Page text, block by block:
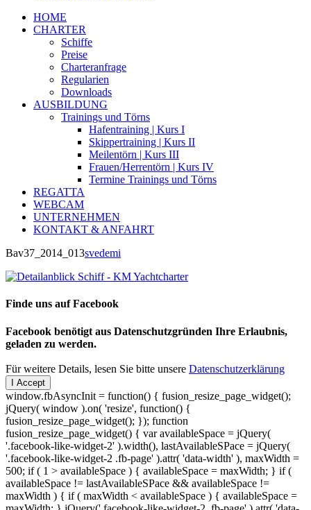
HOME
CHARTER
Schiffe
Preise
Charteranfrage
Regularien
Downloads
AUSBILDUNG
Trainings und Törns
Hafentraining | Kurs I
Skippertraining | Kurs II
Meilentörn | Kurs III
Frauen/Herrentörn | Kurs IV
Termine Trainings und Törns
REGATTA
WEBCAM
UNTERNEHMEN
KONTAKT & ANFAHRT
Bav37_2014_013svedemi
Finde uns auf Facebook
Facebook benötigt aus Datenschutzgründen Ihre Erlaubnis,
geladen zu werden.
Für weitere Details, lesen Sie bitte unsere Datenschutzerklärung
I Accept
window.fbAsyncInit = function() { fusion_resize_page_widget();
jQuery( window ).on( 'resize', function() {
fusion_resize_page_widget(); }); function
fusion_resize_page_widget() { var availableSpace = jQuery(
'.facebook-like-widget-2' ).width(), lastAvailableSPace = jQuery(
'.facebook-like-widget-2 .fb-page' ).attr( 'data-width' ), maxWidth =
500; if ( 1 > availableSpace ) { availableSpace = maxWidth; } if (
availableSpace != lastAvailableSPace && availableSpace !=
maxWidth ) { if ( maxWidth < availableSpace ) { availableSpace =